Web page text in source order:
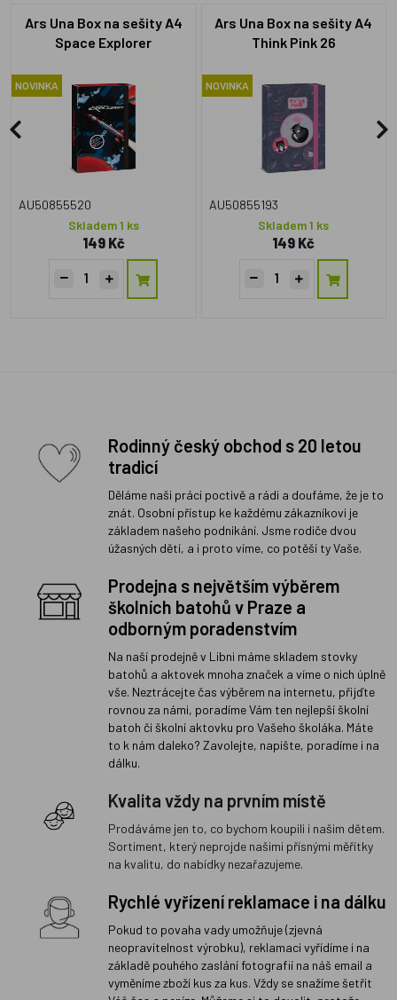
Ars Una Box na sešity A4
Space Explorer
NOVINKA
AU50855520
Skladem 1 ks
149 Kč
Ars Una Box na sešity A4
Think Pink 26
NOVINKA
AU50855193
Skladem 1 ks
149 Kč
Rodinný český obchod s 20 letou
tradicí
Děláme naši práci poctivě a rádi a doufáme, že je to
znát. Osobní přístup ke každému zákazníkovi je
základem našeho podnikání. Jsme rodiče dvou
úžasných dětí, a i proto víme, co potěší ty Vaše.
Prodejna s největším výběrem
školních batohů v Praze a
odborným poradenstvím
Na naší prodejně v Libni máme skladem stovky
batohů a aktovek mnoha značek a víme o nich úplně
vše. Neztrácejte čas výběrem na internetu, přijďte
rovnou za námi, poradíme Vám ten nejlepší školní
batoh či školní aktovku pro Vašeho školáka. Máte
to k nám daleko? Zavolejte, napište, poradíme i na
dálku.
Kvalita vždy na prvním místě
Prodáváme jen to, co bychom koupili i našim dětem.
Sortiment, který neprojde našimi přísnými měřítky
na kvalitu, do nabídky nezařazujeme.
Rychlé vyřízení reklamace i na dálku
Pokud to povaha vady umožňuje (zjevná
neopravitelnost výrobku), reklamaci vyřídíme i na
základě pouhého zaslání fotografií na náš email a
vyměníme zboží kus za kus. Vždy se snažíme šetřit